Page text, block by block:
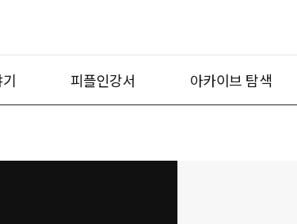
피플인강서 아카이브 탐색